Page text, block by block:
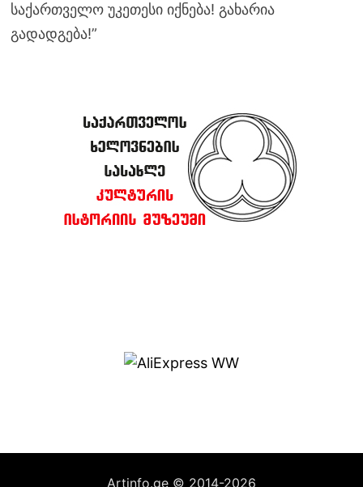
საქართველო უკეთესი იქნება! გახარია
გადადგება!”
Artinfo.ge © 2014-2026